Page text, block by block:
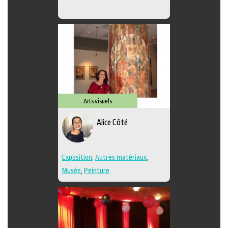
Arts visuels
Alice Côté
Exposition Autres matériaux
Musée Peinture